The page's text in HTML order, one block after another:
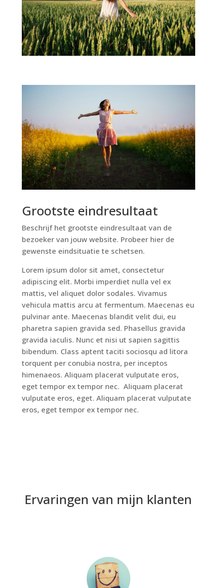
Grootste eindresultaat
Beschrijf het grootste eindresultaat van de
bezoeker van jouw website. Probeer hier de
gewenste eindsituatie te schetsen.
Lorem ipsum dolor sit amet, consectetur
adipiscing elit. Morbi imperdiet nulla vel ex
mattis, vel aliquet dolor sodales. Vivamus
vehicula mattis arcu at fermentum. Maecenas eu
pulvinar ante. Maecenas blandit velit dui, eu
pharetra sapien gravida sed. Phasellus gravida
gravida iaculis. Nunc et nisi ut sapien sagittis
bibendum. Class aptent taciti sociosqu ad litora
torquent per conubia nostra, per inceptos
himenaeos. Aliquam placerat vulputate eros,
eget tempor ex tempor nec. Aliquam placerat
vulputate eros, eget. Aliquam placerat vulputate
eros, eget tempor ex tempor nec.
Ervaringen van mijn klanten